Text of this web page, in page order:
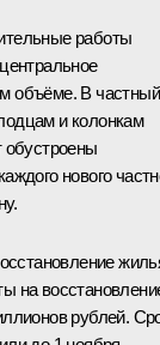
работы
объёме. В частный
и колонкам
обустроены
нового
на
рублей.